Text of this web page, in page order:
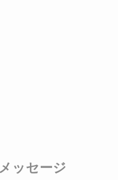
ッセージ